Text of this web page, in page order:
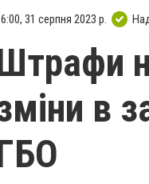
31 серпня 2023 р.
в